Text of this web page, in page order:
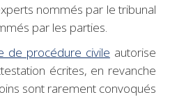
nommés par le tribunal
par les parties.
de procédure civile autorise
écrites, en revanche
sont rarement convoqués